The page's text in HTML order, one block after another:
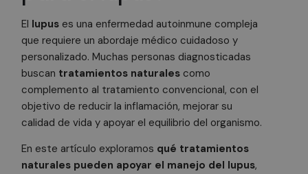
El lupus es una enfermedad autoinmune compleja
que requiere un abordaje médico cuidadoso y
personalizado. Muchas personas diagnosticadas
buscan tratamientos naturales como
complemento al tratamiento convencional, con el
objetivo de reducir la inflamación, mejorar su
calidad de vida y apoyar el equilibrio del organismo.
En este artículo exploramos qué tratamientos
naturales pueden apoyar el manejo del lupus,